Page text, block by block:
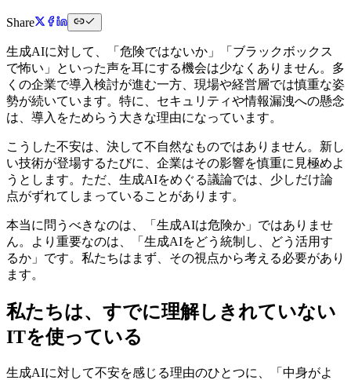
Share
生成AIに対して、「危険ではないか」「ブラックボックス
で怖い」といった声を耳にする機会は少なくありません。多
くの企業で導入検討が進む一方、現場や経営層では慎重な姿
勢が続いています。特に、セキュリティや情報漏洩への懸念
は、導入をためらう大きな理由になっています。
こうした不安は、決して不自然なものではありません。新し
い技術が登場するたびに、企業はその影響を慎重に見極めよ
うとします。ただ、生成AIをめぐる議論では、少しだけ論
点がずれてしまっていることがあります。
本当に問うべきなのは、「生成AIは危険か」ではありませ
ん。より重要なのは、「生成AIをどう統制し、どう活用す
るか」です。私たちはまず、その視点から考える必要があり
ます。
私たちは、すでに理解しきれていない
ITを使っている
生成AIに対して不安を感じる理由のひとつに、「中身がよ